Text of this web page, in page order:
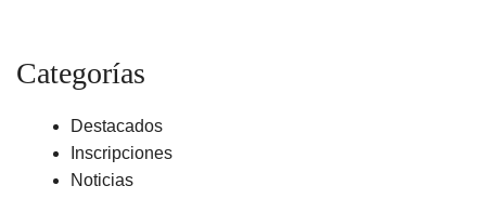
Categorías
Destacados
Inscripciones
Noticias